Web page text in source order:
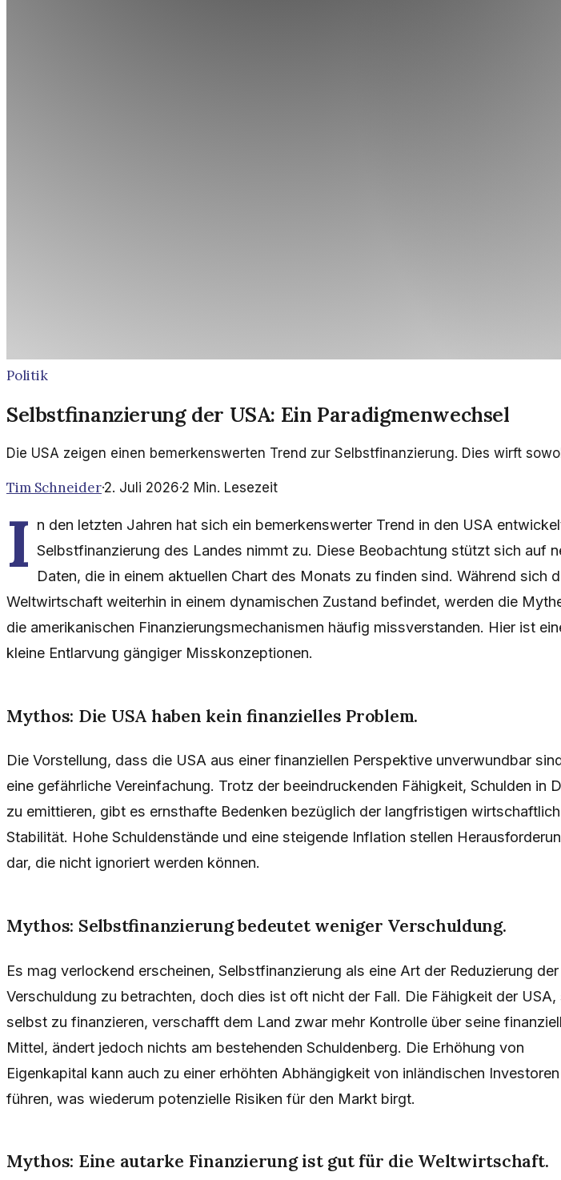
Politik
Selbstfinanzierung der USA: Ein Paradigmenwechsel
Die USA zeigen einen bemerkenswerten Trend zur Selbstfinanzierung. Dies wirft
Tim Schneider·2. Juli 2026·2 Min. Lesezeit
I n den letzten Jahren hat sich ein bemerkenswerter Trend in den USA
Selbstfinanzierung des Landes nimmt zu. Diese Beobachtung stützt sich auf
Daten, die in einem aktuellen Chart des Monats zu finden sind. Während sich
Weltwirtschaft weiterhin in einem dynamischen Zustand befindet, werden die
die amerikanischen Finanzierungsmechanismen häufig missverstanden. Hier ist
kleine Entlarvung gängiger Misskonzeptionen.
Mythos: Die USA haben kein finanzielles Problem.
Die Vorstellung, dass die USA aus einer finanziellen Perspektive unverwundbar
eine gefährliche Vereinfachung. Trotz der beeindruckenden Fähigkeit, Schulden in
zu emittieren, gibt es ernsthafte Bedenken bezüglich der langfristigen
Stabilität. Hohe Schuldenstände und eine steigende Inflation stellen
dar, die nicht ignoriert werden können.
Mythos: Selbstfinanzierung bedeutet weniger Verschuldung.
Es mag verlockend erscheinen, Selbstfinanzierung als eine Art der Reduzierung der
Verschuldung zu betrachten, doch dies ist oft nicht der Fall. Die Fähigkeit der USA,
selbst zu finanzieren, verschafft dem Land zwar mehr Kontrolle über seine
Mittel, ändert jedoch nichts am bestehenden Schuldenberg. Die Erhöhung von
Eigenkapital kann auch zu einer erhöhten Abhängigkeit von inländischen Investoren
führen, was wiederum potenzielle Risiken für den Markt birgt.
Mythos: Eine autarke Finanzierung ist gut für die Weltwirtschaft.